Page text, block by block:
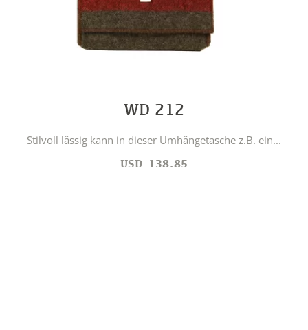
WD 212
Stilvoll lässig kann in dieser Umhängetasche z.B. ein...
USD 138.85